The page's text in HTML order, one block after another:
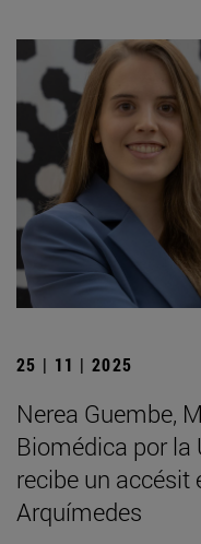
25 | 11 | 2025
Nerea Guembe,
Biomédica por la
recibe un accésit
Arquímedes